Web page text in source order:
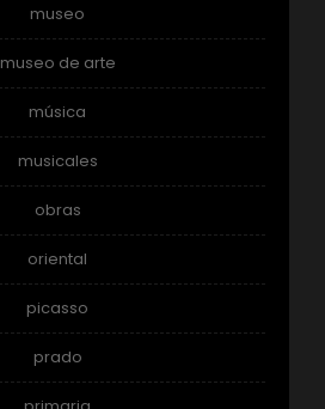
museo
museo de arte
música
musicales
obras
oriental
picasso
prado